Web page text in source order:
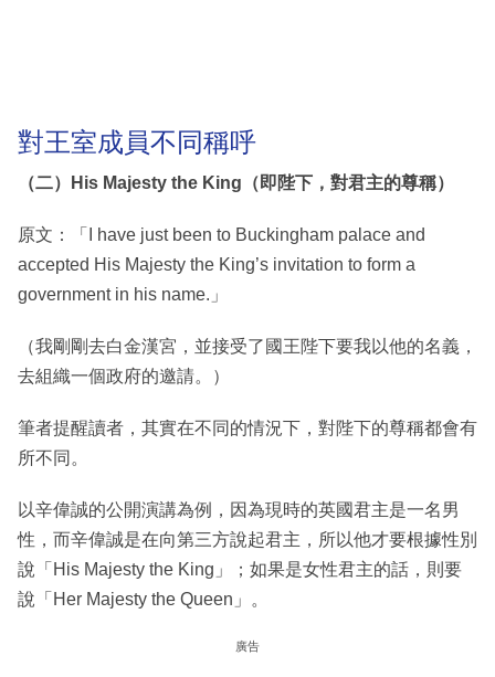
對王室成員不同稱呼
（二）His Majesty the King（即陛下，對君主的尊稱）
原文：「I have just been to Buckingham palace and
accepted His Majesty the King’s invitation to form a
government in his name.」
（我剛剛去白金漢宮，並接受了國王陛下要我以他的名義，
去組織一個政府的邀請。）
筆者提醒讀者，其實在不同的情況下，對陛下的尊稱都會有
所不同。
以辛偉誠的公開演講為例，因為現時的英國君主是一名男
性，而辛偉誠是在向第三方說起君主，所以他才要根據性別
說「His Majesty the King」；如果是女性君主的話，則要
說「Her Majesty the Queen」。
廣告